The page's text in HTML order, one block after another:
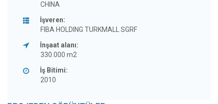
CHINA
İşveren:
FIBA HOLDING TURKMALL SGRF
İnşaat alanı:
330.000 m2
İş Bitimi:
2010